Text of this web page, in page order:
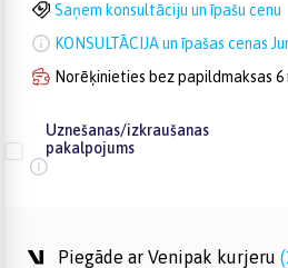
Saņem konsultāciju un īpašu cenu
KONSULTĀCIJA un īpašas cenas
Norēķinieties bez papildmaksas 6
Uznešanas/izkraušanas
pakalpojums
Piegāde ar Venipak kurjeru (